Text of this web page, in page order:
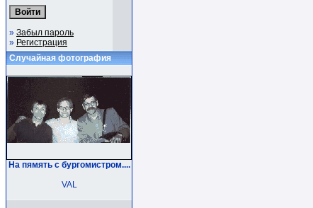
» Забыл пароль
» Регистрация
Случайная фотография
На пямять с бургомистром....
VAL